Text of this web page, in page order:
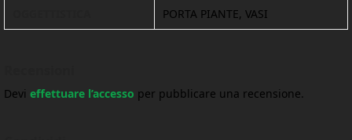
PORTA PIANTE, VASI
Devi effettuare l’accesso per pubblicare una recensione.